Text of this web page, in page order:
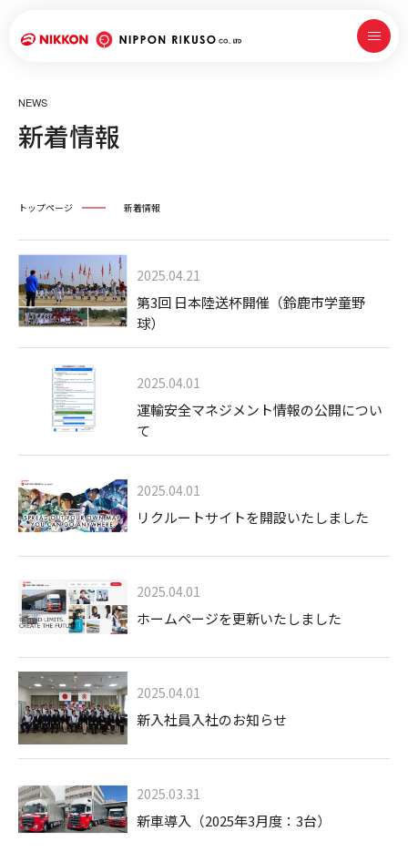
NEWS
新着情報
トップページ 新着情報
2025.04.21
第3回 日本陸送杯開催（鈴鹿市学童野
球）
2025.04.01
運輸安全マネジメント情報の公開につい
て
2025.04.01
リクルートサイトを開設いたしました
2025.04.01
ホームページを更新いたしました
2025.04.01
新入社員入社のお知らせ
2025.03.31
新車導入（2025年3月度：3台）